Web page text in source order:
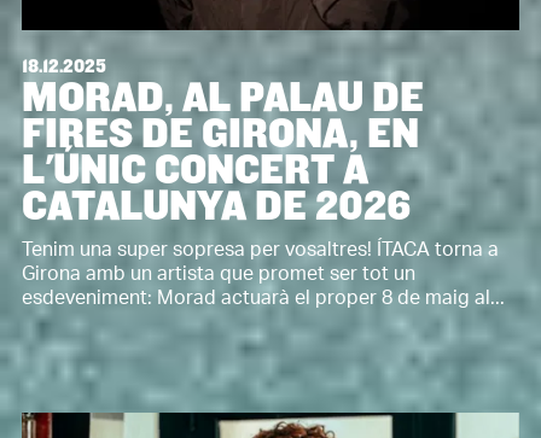
18.12.2025
MORAD, AL PALAU DE
FIRES DE GIRONA, EN
L'ÚNIC CONCERT A
CATALUNYA DE 2026
Tenim una super sopresa per vosaltres! ÍTACA torna a
Girona amb un artista que promet ser tot un
esdeveniment: Morad actuarà el proper 8 de maig al...